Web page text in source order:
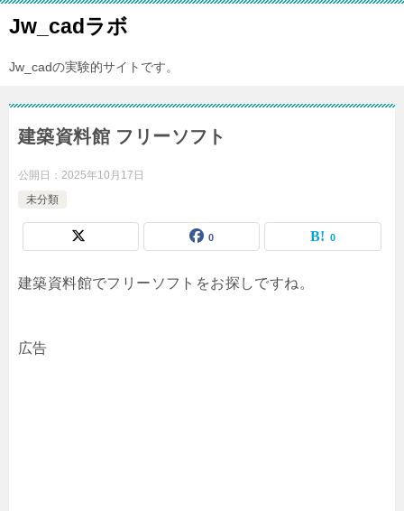
Jw_cadラボ
Jw_cadの実験的サイトです。
建築資料館 フリーソフト
公開日： 2025年10月17日
未分類
0 0
建築資料館でフリーソフトをお探しですね。
広告